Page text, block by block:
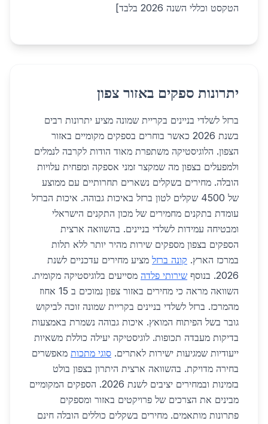
הטקסט וכללי השנה 2026 בלבד]
יתרונות ספקים באזור צפון
ברזל לשלדי בניינים בקריית שמונה מציע יתרונות רבים
בשנת 2026 כאשר בוחרים בספקים מקומיים באזור
הצפון. הלוגיסטיקה משתפרת מאוד הודות לקרבה לנמלים
ולמפעלים בצפון מה שמקצר זמני אספקה ומפחית עלויות
הובלה. מחירים בשקלים נשארים תחרותיים עם ממוצע
של 4500 שקלים לטון ברזל באיכות גבוהה. איכות הברזל
עומדת בתקנים מחמירים של מכון התקנים הישראלי
ומבטיחה עמידות לשלדי בניינים. בהשוואה ארצית
הספקים בצפון מספקים שירות מהיר יותר ללא תלות
במרכז הארץ. קונה ברזל מציע מחירים עדכניים לשנת
2026. בנוסף
שירותי פלדה מסייעים בלוגיסטיקה מקומית.
השוואה מראה כי מחירים באזור צפון נמוכים ב 15 אחוז
מהמרכז. ברזל לשלדי בניינים בקריית שמונה זוכה לביקוש
גובר בשל הפיתוח המואץ. איכות גבוהה נשמרת באמצעות
בדיקות מעבדה תכופות. לוגיסטיקה יעילה כוללת משאיות
ייעודיות שמגיעות ישירות לאתרים. סוגי מתכות מאפשרים
בחירה מדויקת. בהשוואה ארצית היתרון בצפון בולט
בזמינות ובמחירים יציבים לשנת 2026. הספקים המקומיים
מבינים את הצרכים של פרויקטים באזור ומספקים
פתרונות מותאמים. מחירים בשקלים כוללים הובלה חינם